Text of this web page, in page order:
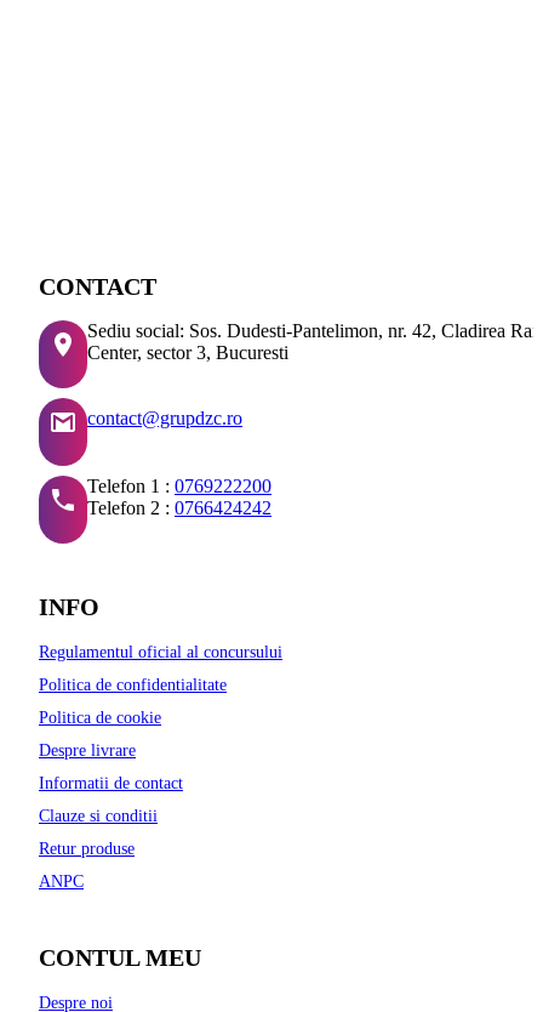
CONTACT
Sediu social: Sos. Dudesti-Pantelimon, nr. 42, Cladirea
Center, sector 3, Bucuresti
contact@grupdzc.ro
Telefon 1 : 0769222200
Telefon 2 : 0766424242
INFO
Regulamentul oficial al concursului
Politica de confidentialitate
Politica de cookie
Despre livrare
Informatii de contact
Clauze si conditii
Retur produse
ANPC
CONTUL MEU
Despre noi